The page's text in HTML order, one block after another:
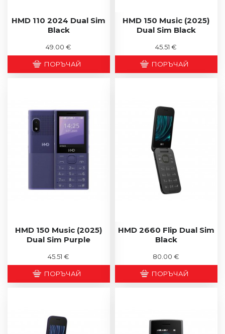
HMD 110 2024 Dual Sim
Black
49.00 €
ПОРЪЧАЙ
HMD 150 Music (2025)
Dual Sim Black
45.51 €
ПОРЪЧАЙ
HMD 150 Music (2025)
Dual Sim Purple
45.51 €
ПОРЪЧАЙ
HMD 2660 Flip Dual Sim
Black
80.00 €
ПОРЪЧАЙ